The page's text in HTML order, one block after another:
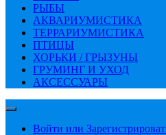
РЫБЫ
АКВАРИУМИСТИКА
ТЕРРАРИУМИСТИКА
ПТИЦЫ
ХОРЬКИ / ГРЫЗУНЫ
ГРУМИНГ И УХОД
АКСЕССУАРЫ
Войти или